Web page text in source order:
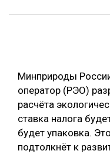
ОБРАБОТКА ДРЕВЕСИНЫ
ЛЕСОВОССТАНОВЛЕНИЕ
ЛОГИСТИКА
ПРОИЗВОДСТВО
ЦБП
ТЕМАТИЧЕСКИЕ
ПОДБОРКИ СТАТЕЙ
Минприроды
оператор (РЭО)
расчёта
ставка налога
будет упаковка.
подтолкнёт к